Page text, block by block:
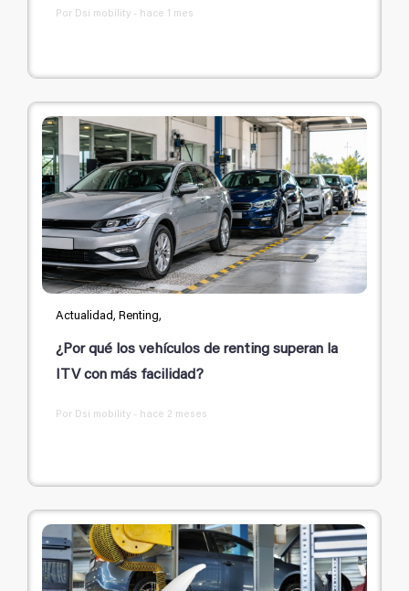
Por Dsi mobility - hace 1 mes
Actualidad, Renting,
¿Por qué los vehículos de renting superan la
ITV con más facilidad?
Por Dsi mobility - hace 2 meses